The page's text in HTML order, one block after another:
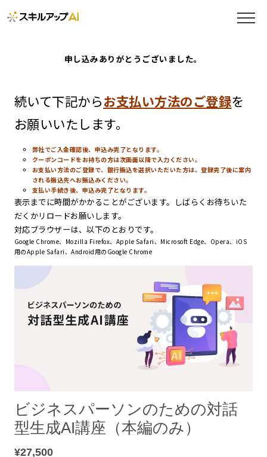
申し込みありがとうございました。
続いて下記からお支払い方法のご登録を
お願いいたします。
弊社でご入金確認後、申込み完了となります。
クーポンコードをお持ちの方は次画面以降で入力ください。
お支払い方法のご登録で、銀行振込を選択いただいた方は、登録完了後に案内
される振込先へお振込みください。
支払い手続き後、申込み完了となります。
表示までに時間がかかることがございます。しばらくお待ちいた
だくかリロードお願いします。
対応ブラウザーは、以下のとおりです。
Google Chrome、Mozilla Firefox、Apple Safari、Microsoft Edge、Opera、iOS
用のApple Safari、Android用のGoogle Chrome